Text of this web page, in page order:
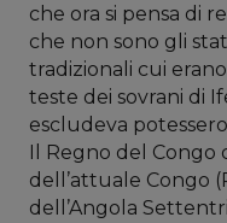
che ora si pensa di
che non sono gli
tradizionali cui
teste dei sovrani di
escludeva
Il Regno del
dell’attuale Congo
dell’Angola